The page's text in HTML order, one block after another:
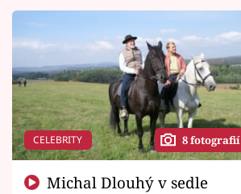
CELEBRITY 8 fotografií